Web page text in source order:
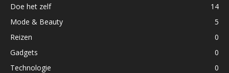
Doe het zelf
14
Mode & Beauty
5
Reizen
0
Gadgets
0
Technologie
0